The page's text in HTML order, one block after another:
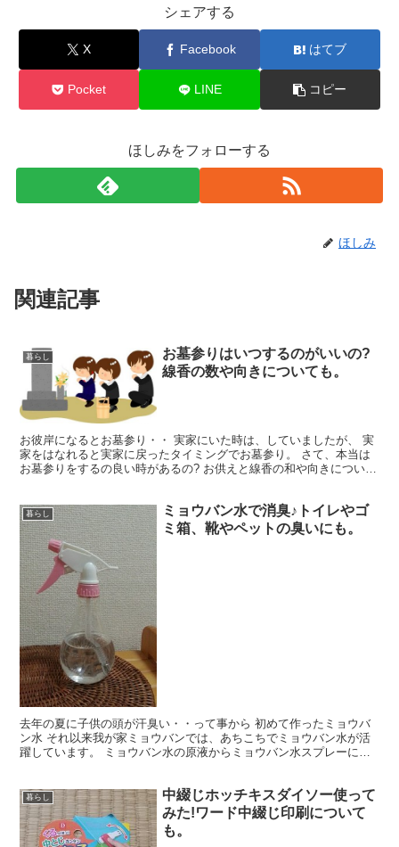
シェアする
X Facebook はてブ
Pocket LINE コピー
ほしみをフォローする
ほしみ
関連記事
暮らし
お墓参りはいつするのがいいの?
線香の数や向きについても。
お彼岸になるとお墓参り・・ 実家にいた時は、していましたが、 実
家をはなれると実家に戻ったタイミングでお墓参り。 さて、本当は
お墓参りをするの良い時があるの? お供えと線香の和や向きについて
暮らし
ミョウバン水で消臭♪トイレやゴ
ミ箱、靴やペットの臭いにも。
去年の夏に子供の頭が汗臭い・・って事から 初めて作ったミョウバ
ン水 それ以来我が家ミョウバンでは、あちこちでミョウバン水が活
躍しています。 ミョウバン水の原液からミョウバン水スプレーにし
暮らし
中綴じホッチキスダイソー使って
みた!ワード中綴じ印刷について
も。